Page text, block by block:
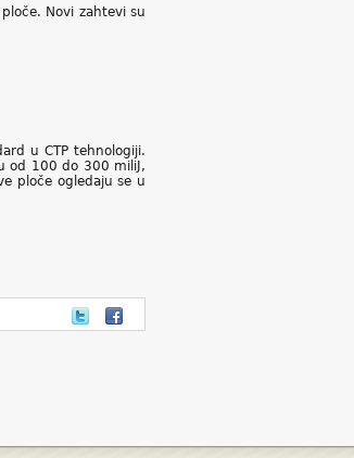
Novi zahtevi su
u CTP tehnologiji.
od 100 do 300 miliJ,
ploče ogledaju se u